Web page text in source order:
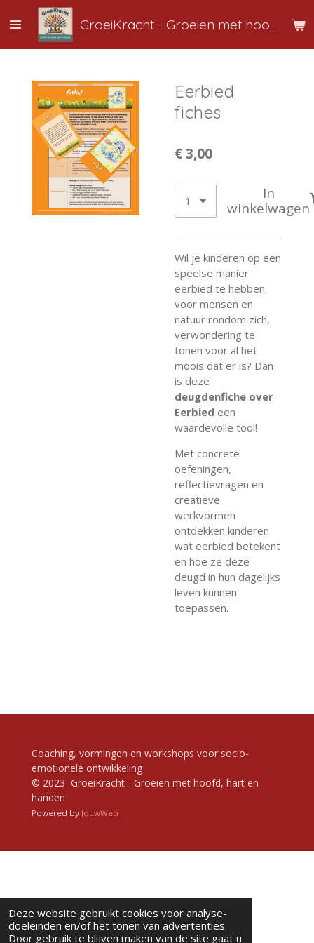
Deze website gebruikt cookies voor analyse-
doeleinden en/of het tonen van advertenties.
Door gebruik te blijven maken van de site gaat u
direct
GroeiKracht - Groeien met hoofd, hart en handen
Eerbied
fiches
€ 3,00
In
winkelwagen
Wil je kinderen op een
speelse manier
eerbied te hebben
voor mensen en
natuur rondom zich,
verwondering te
tonen voor al het
moois dat er is? Dan
is deze
deugdenfiche over
Eerbied een
waardevolle tool!
Met concrete
oefeningen,
reflectievragen en
creatieve
werkvormen
ontdekken kinderen
wat eerbied betekent
en hoe ze deze
deugd in hun dagelijks
leven kunnen
toepassen.
Coaching, vormingen en workshops voor socio-
emotionele ontwikkeling
© 2023 GroeiKracht - Groeien met hoofd, hart en
handen
Powered by JouwWeb